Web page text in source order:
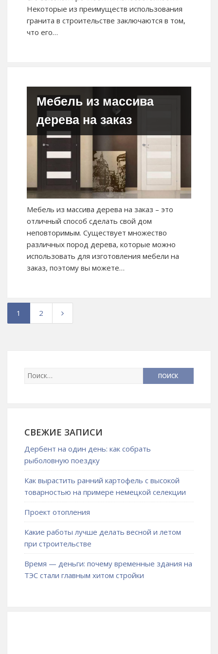
Некоторые из преимуществ использования
гранита в строительстве заключаются в том,
что его…
Мебель из массива
дерева на заказ
Мебель из массива дерева на заказ – это
отличный способ сделать свой дом
неповторимым. Существует множество
различных пород дерева, которые можно
использовать для изготовления мебели на
заказ, поэтому вы можете…
1 2
СВЕЖИЕ ЗАПИСИ
Дербент на один день: как собрать
рыболовную поездку
Как вырастить ранний картофель с высокой
товарностью на примере немецкой селекции
Проект отопления
Какие работы лучше делать весной и летом
при строительстве
Время — деньги: почему временные здания на
ТЭС стали главным хитом стройки